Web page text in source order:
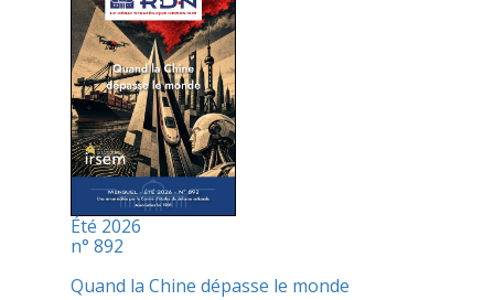
Été 2026
n° 892
Quand la Chine dépasse le monde